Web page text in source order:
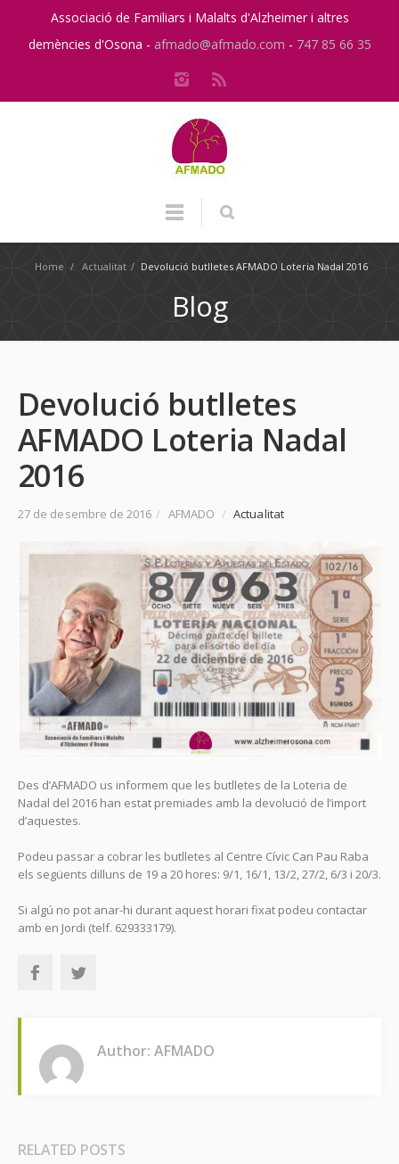
Associació de Familiars i Malalts d'Alzheimer i altres
demències d'Osona - afmado@afmado.com - 747 85 66 35
Home / Actualitat / Devolució butlletes AFMADO Loteria Nadal 2016
Blog
Devolució butlletes
AFMADO Loteria Nadal
2016
27 de desembre de 2016 / AFMADO / Actualitat
Des d’AFMADO us informem que les butlletes de la Loteria de
Nadal del 2016 han estat premiades amb la devolució de l’import
d’aquestes.
Podeu passar a cobrar les butlletes al Centre Cívic Can Pau Raba
els següents dilluns de 19 a 20 hores: 9/1, 16/1, 13/2, 27/2, 6/3 i 20/3.
Si algú no pot anar-hi durant aquest horari fixat podeu contactar
amb en Jordi (telf. 629333179).
Author: AFMADO
RELATED POSTS